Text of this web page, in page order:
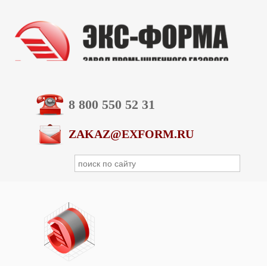
8 800 550 52 31
ZAKAZ@EXFORM.RU